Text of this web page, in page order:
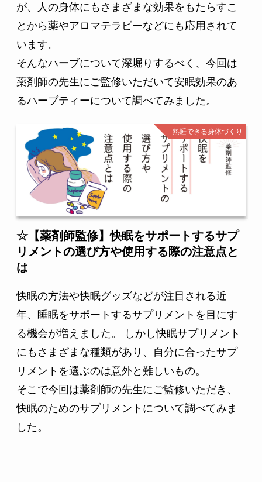
が、人の身体にもさまざまな効果をもたらすこ
とから薬やアロマテラピーなどにも応用されて
います。
そんなハーブについて深堀りするべく、今回は
薬剤師の先生にご監修いただいて安眠効果のあ
るハーブティーについて調べてみました。
熟睡できる身体づくり
☆【薬剤師監修】快眠をサポートするサプ
リメントの選び方や使用する際の注意点と
は
快眠の方法や快眠グッズなどが注目される近
年、睡眠をサポートするサプリメントを目にす
る機会が増えました。 しかし快眠サプリメント
にもさまざまな種類があり、自分に合ったサプ
リメントを選ぶのは意外と難しいもの。
そこで今回は薬剤師の先生にご監修いただき、
快眠のためのサプリメントについて調べてみま
した。